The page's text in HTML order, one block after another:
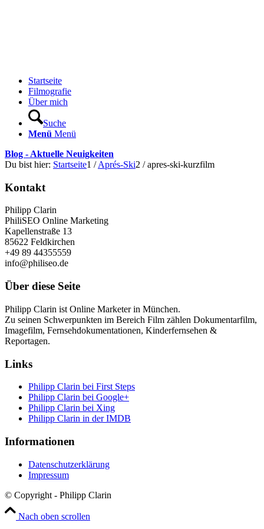
Startseite
Filmografie
Über mich
Suche
Menü Menü
Blog - Aktuelle Neuigkeiten
Du bist hier: Startseite1 / Aprés-Ski2 / apres-ski-kurzfilm
Kontakt
Philipp Clarin
PhiliSEO Online Marketing
Kapellenstraße 13
85622 Feldkirchen
+49 89 44355559
info@philiseo.de
Über diese Seite
Philipp Clarin ist Online Marketer in München.
Zu seinen Schwerpunkten im Bereich Film zählen Dokumentarfilm,
Imagefilm, Fernsehdokumentationen, Kinderfernsehen &
Reportagen.
Links
Philipp Clarin bei First Steps
Philipp Clarin bei Google+
Philipp Clarin bei Xing
Philipp Clarin in der IMDB
Informationen
Datenschutzerklärung
Impressum
© Copyright - Philipp Clarin
Nach oben scrollen